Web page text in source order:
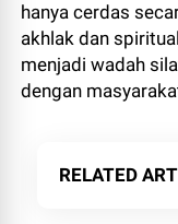
hanya cerdas
akhlak dan
menjadi wadah
dengan
RELATED